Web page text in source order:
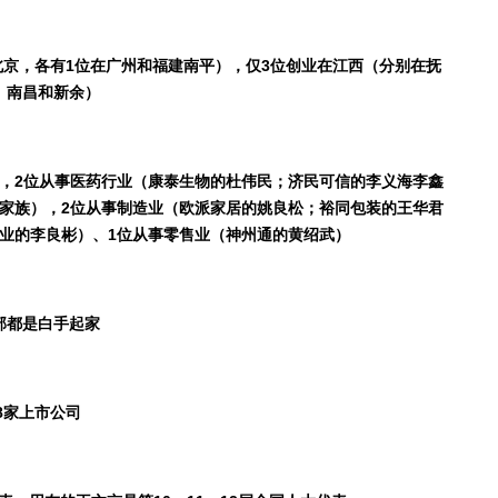
，各有1位在广州和福建南平），仅3位创业在江西（分别在抚
南昌和新余）
2位从事医药行业（康泰生物的杜伟民；济民可信的李义海李鑫
族）， 2位从事制造业（欧派家居的姚良松；裕同包装的王华君
的李良彬）、 1位从事零售业（神州通的黄绍武）
都是白手起家
家上市公司